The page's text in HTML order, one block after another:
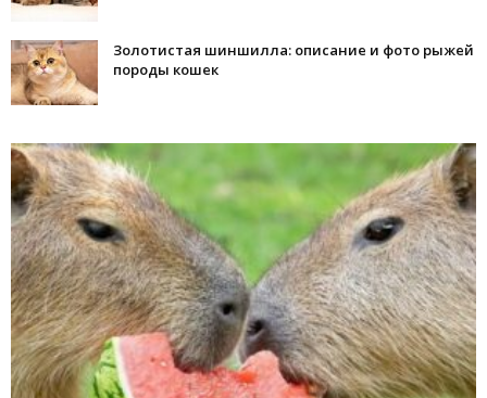
Золотистая шиншилла: описание и фото рыжей
породы кошек